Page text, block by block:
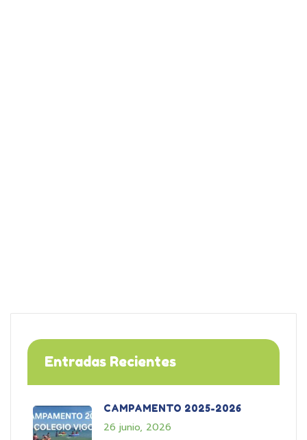
Entradas Recientes
CAMPAMENTO 2025-2026
26 junio, 2026